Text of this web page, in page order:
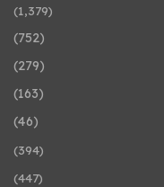
(1٬379)
(752)
(279)
(163)
(46)
(394)
(447)